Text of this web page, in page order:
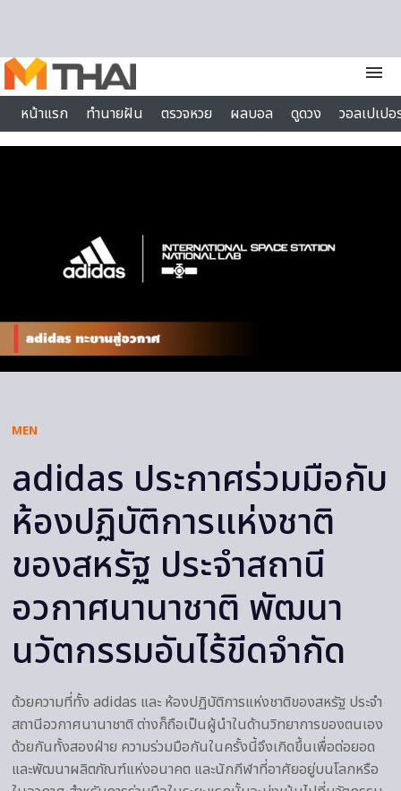
menu
หน้าแรก
ทำนายฝัน ตรวจหวย ผลบอล ดูดวง
วอลเปเป
ไลฟ์สไตล์
MEN
adidas ประกาศร่วมมือกับ
ห้องปฏิบัติการแห่งชาติ
ของสหรัฐ ประจำสถานี
อวกาศนานาชาติ พัฒนา
นวัตกรรมอันไร้ขีดจำกัด
ด้วยความที่ทั้ง adidas และ ห้องปฏิบัติการแห่งชาติของสหรัฐ ประจำ
สถานีอวกาศนานาชาติ ต่างก็ถือเป็นผู้นำในด้านวิทยาการของตนเอง
ด้วยกันทั้งสองฝ่าย ความร่วมมือกันในครั้งนี้จึงเกิดขึ้นเพื่อต่อยอด
และพัฒนาผลิตภัณฑ์แห่งอนาคต และนักกีฬาที่อาศัยอยู่บนโลกหรือ